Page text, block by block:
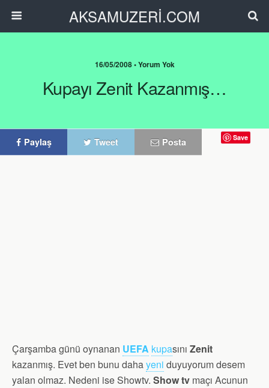
AKSAMUZERİ.COM
16/05/2008 • Yorum Yok
Kupayı Zenit Kazanmış…
Paylaş Tweet Save
Posta
Çarşamba günü oynanan UEFA kupasını Zenit
kazanmış. Evet ben bunu dahayeni duyuyorum desem
yalan olmaz. Nedeni ise Showtv. Show tv maçı Acunun